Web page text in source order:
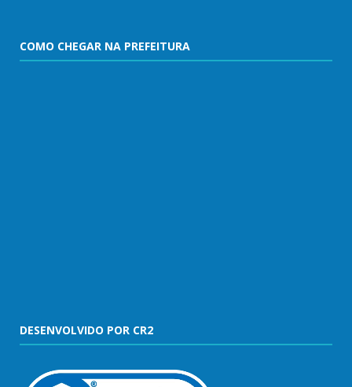
COMO CHEGAR NA PREFEITURA
DESENVOLVIDO POR CR2